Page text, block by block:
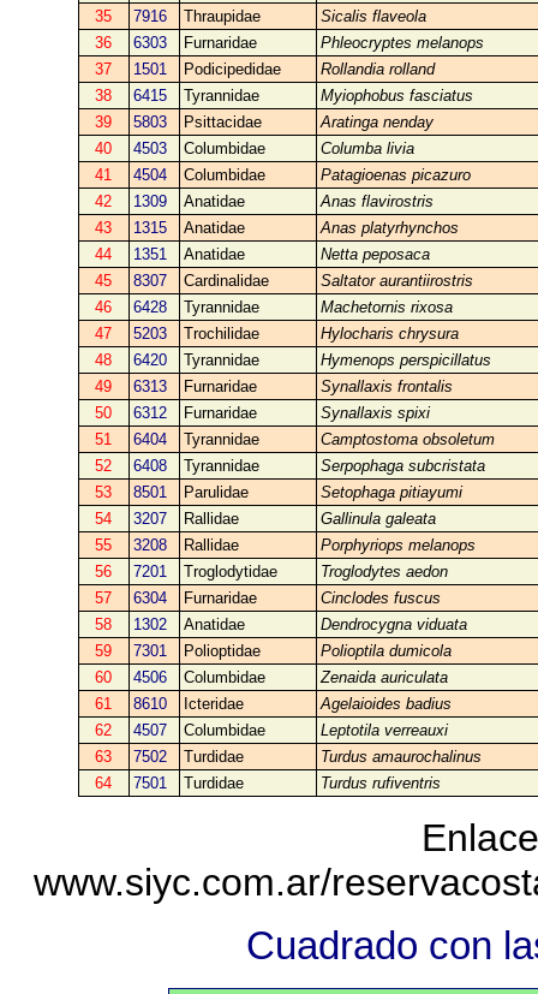
35
7916 Thraupidae
Sicalis flaveola
36
6303 Furnaridae
Phleocryptes melanops
37
1501 Podicipedidae
Rollandia rolland
38
6415 Tyrannidae
Myiophobus fasciatus
39
5803 Psittacidae
Aratinga nenday
40
4503 Columbidae
Columba livia
41
4504 Columbidae
Patagioenas picazuro
42
1309 Anatidae
Anas flavirostris
43
1315 Anatidae
Anas platyrhynchos
44
1351 Anatidae
Netta peposaca
45
8307 Cardinalidae
Saltator aurantiirostris
46
6428 Tyrannidae
Machetornis rixosa
47
5203 Trochilidae
Hylocharis chrysura
48
6420 Tyrannidae
Hymenops perspicillatus
49
6313 Furnaridae
Synallaxis frontalis
50
6312 Furnaridae
Synallaxis spixi
51
6404 Tyrannidae
Camptostoma obsoletum
52
6408 Tyrannidae
Serpophaga subcristata
53
8501 Parulidae
Setophaga pitiayumi
54
3207 Rallidae
Gallinula galeata
55
3208 Rallidae
Porphyriops melanops
56
7201 Troglodytidae
Troglodytes aedon
57
6304 Furnaridae
Cinclodes fuscus
58
1302 Anatidae
Dendrocygna viduata
59
7301 Polioptidae
Polioptila dumicola
60
4506 Columbidae
Zenaida auriculata
61
8610 Icteridae
Agelaioides badius
62
4507 Columbidae
Leptotila verreauxi
63
7502 Turdidae
Turdus amaurochalinus
64
7501 Turdidae Turdus rufiventris
www.siyc.com.ar/
Cuadrado con